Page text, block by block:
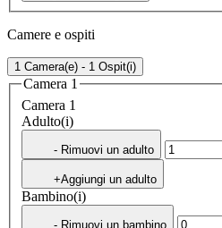
Camere e ospiti
1 Camera(e) - 1 Ospit(i)
Camera 1
Camera 1
Adulto(i)
- Rimuovi un adulto
+Aggiungi un adulto
Bambino(i)
- Rimuovi un bambino